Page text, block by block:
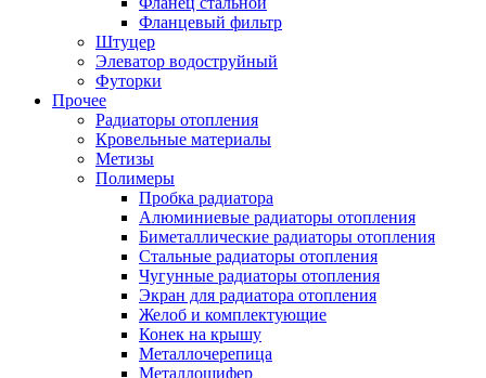
Фланцевый фильтр
Штуцер
Элеватор водоструйный
Футорки
Прочее
Радиаторы отопления
Кровельные материалы
Метизы
Полимеры
Пробка радиатора
Алюминиевые радиаторы отопления
Биметаллические радиаторы отопления
Стальные радиаторы отопления
Чугунные радиаторы отопления
Экран для радиатора отопления
Желоб и комплектующие
Конек на крышу
Металлочерепица
Металлошифер